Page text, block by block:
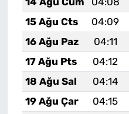
15 Ağu Cts
04:09
16 Ağu Paz
04:11
17 Ağu Pts
04:12
18 Ağu Sal
04:14
19 Ağu Çar
04:15